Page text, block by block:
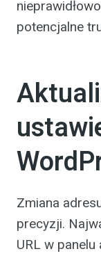
potencjalne
Zmiana
precyzji.
URL w